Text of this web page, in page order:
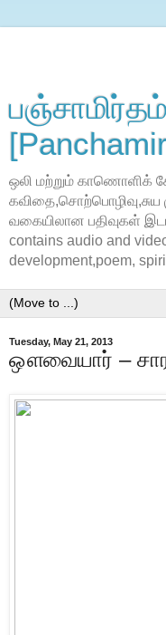
பஞ்சாமிர்தம்
ஒலி மற்றும் காணொளிக்
வகையிலான பதிவுகள்
contains audio and
development,poem,
Tuesday, May 21, 2013
ஔவையார் –